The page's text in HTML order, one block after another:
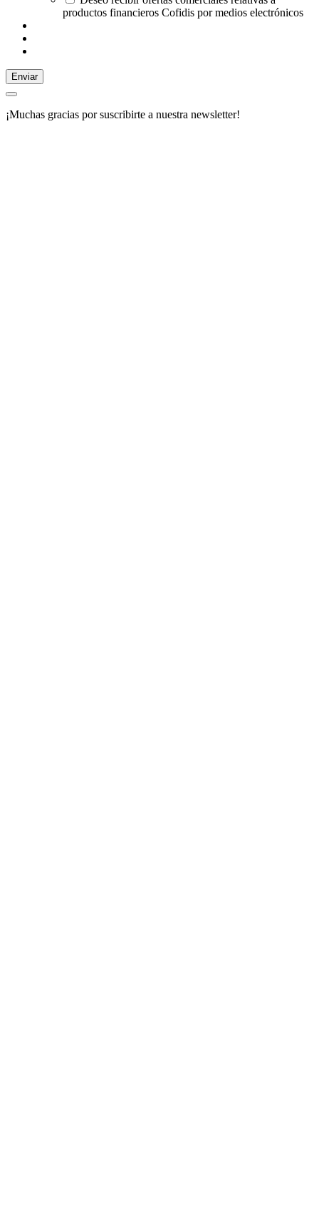
productos financieros Cofidis por medios electrónicos
Enviar
¡Muchas gracias por suscribirte a nuestra newsletter!